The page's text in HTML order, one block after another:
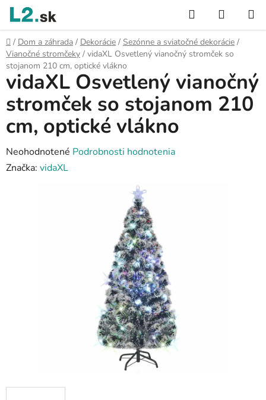
Prejsť
obsah
Hľadať
KOŠÍK
Domov
/ Dom a záhrada / Dekorácie / Sezónne a sviatočné dekorácie /
Vianočné stromčeky / vidaXL Osvetlený vianočný stromček so
stojanom 210 cm, optické vlákno
vidaXL Osvetlený vianočný
stromček so stojanom 210
cm, optické vlákno
Priemerné
hodnotenie
Neohodnotené Podrobnosti hodnotenia
Značka: vidaXL